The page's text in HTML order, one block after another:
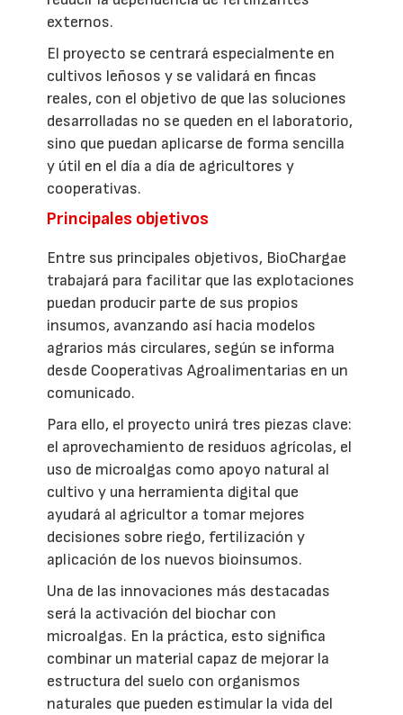
externos.
El proyecto se centrará especialmente en
cultivos leñosos y se validará en fincas
reales, con el objetivo de que las soluciones
desarrolladas no se queden en el laboratorio,
sino que puedan aplicarse de forma sencilla
y útil en el día a día de agricultores y
cooperativas.
Principales objetivos
Entre sus principales objetivos, BioChargae
trabajará para facilitar que las explotaciones
puedan producir parte de sus propios
insumos, avanzando así hacia modelos
agrarios más circulares, según se informa
desde Cooperativas Agroalimentarias en un
comunicado.
Para ello, el proyecto unirá tres piezas clave:
el aprovechamiento de residuos agrícolas, el
uso de microalgas como apoyo natural al
cultivo y una herramienta digital que
ayudará al agricultor a tomar mejores
decisiones sobre riego, fertilización y
aplicación de los nuevos bioinsumos.
Una de las innovaciones más destacadas
será la activación del biochar con
microalgas. En la práctica, esto significa
combinar un material capaz de mejorar la
estructura del suelo con organismos
naturales que pueden estimular la vida del